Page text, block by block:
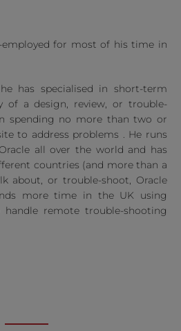
employed for most of his time in
has specialised in short-term
of a design, review, or trouble-
spending no more than two or
to address problems . He runs
all over the world and has
countries (and more than a
about, or trouble-shoot, Oracle
more time in the UK using
remote trouble-shooting